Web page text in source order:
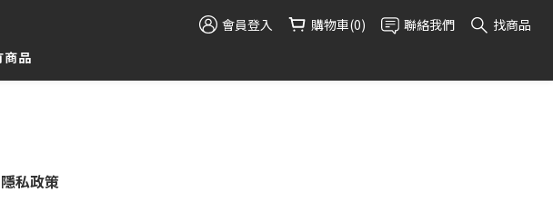
會員登入 購物車(0) 聯絡我們
找商品
商品
隱私政策